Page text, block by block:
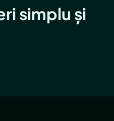
simplu și